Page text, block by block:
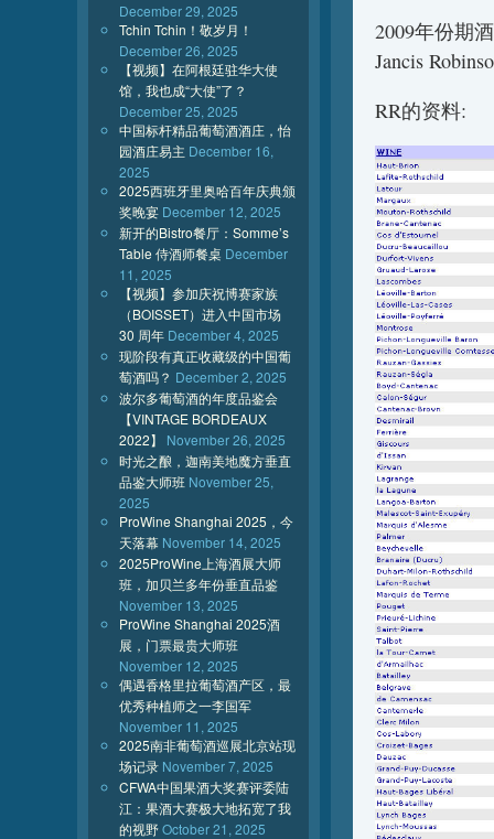
2009年份期
Jancis
RR的资料:
December 29, 2025
Tchin Tchin！敬岁月！
December 26, 2025
【视频】在阿根廷驻华大使
馆，我也成“大使”了？
December 25, 2025
中国标杆精品葡萄酒酒庄，怡
园酒庄易主 December 16,
2025
2025西班牙里奥哈百年庆典颁
奖晚宴 December 12, 2025
新开的Bistro餐厅：Somme’s
Table 侍酒师餐桌 December
11, 2025
【视频】参加庆祝博赛家族
（BOISSET）进入中国市场
30 周年 December 4, 2025
现阶段有真正收藏级的中国葡
萄酒吗？ December 2, 2025
波尔多葡萄酒的年度品鉴会
【VINTAGE BORDEAUX
2022】
November 26, 2025
时光之酿，迦南美地魔方垂直
品鉴大师班 November 25,
2025
ProWine Shanghai 2025，今
天落幕 November 14, 2025
2025ProWine上海酒展大师
班，加贝兰多年份垂直品鉴
November 13, 2025
ProWine Shanghai 2025酒
展，门票最贵大师班
November 12, 2025
偶遇香格里拉葡萄酒产区，最
优秀种植师之一李国军
November 11, 2025
2025南非葡萄酒巡展北京站现
场记录 November 7, 2025
CFWA中国果酒大奖赛评委陆
江：果酒大赛极大地拓宽了我
的视野October 21, 2025